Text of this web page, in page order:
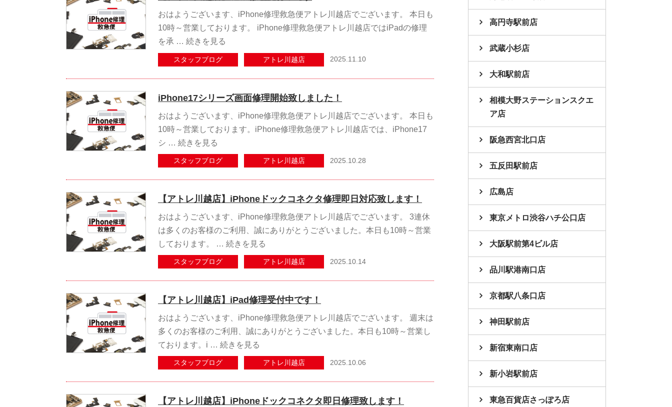
おはようございます、iPhone修理救急便アトレ川越店でございます。 本日も
10時～営業しております。 iPhone修理救急便アトレ川越店ではiPadの修理
を承 … 続きを見る
スタッフブログ アトレ川越店 2025.11.10
iPhone17シリーズ画面修理開始致しました！
おはようございます、iPhone修理救急便アトレ川越店でございます。 本日も
10時～営業しております。iPhone修理救急便アトレ川越店では、iPhone17
シ … 続きを見る
スタッフブログ アトレ川越店 2025.10.28
【アトレ川越店】iPhoneドックコネクタ修理即日対応致します！
おはようございます、iPhone修理救急便アトレ川越店でございます。 3連休
は多くのお客様のご利用、誠にありがとうございました。本日も10時～営業
しております。 … 続きを見る
スタッフブログ アトレ川越店 2025.10.14
【アトレ川越店】iPad修理受付中です！
おはようございます、iPhone修理救急便アトレ川越店でございます。 週末は
多くのお客様のご利用、誠にありがとうございました。本日も10時～営業し
ております。i … 続きを見る
スタッフブログ アトレ川越店 2025.10.06
【アトレ川越店】iPhoneドックコネクタ即日修理致します！
高円寺駅前店
武蔵小杉店
大和駅前店
相模大野ステーションスクエ
ア店
阪急西宮北口店
五反田駅前店
広島店
東京メトロ渋谷ハチ公口店
大阪駅前第4ビル店
品川駅港南口店
京都駅八条口店
神田駅前店
新宿東南口店
新小岩駅前店
東急百貨店さっぽろ店